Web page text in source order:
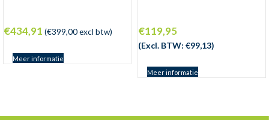
€434,91 (€399,00excl btw)
Meer informatie
€119,95
(Excl. BTW: €99,13)
Meer informatie